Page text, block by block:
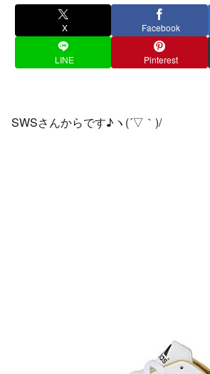
X Facebook
LINE Pinterest
SWSさんからです♪ヽ(´▽｀)/